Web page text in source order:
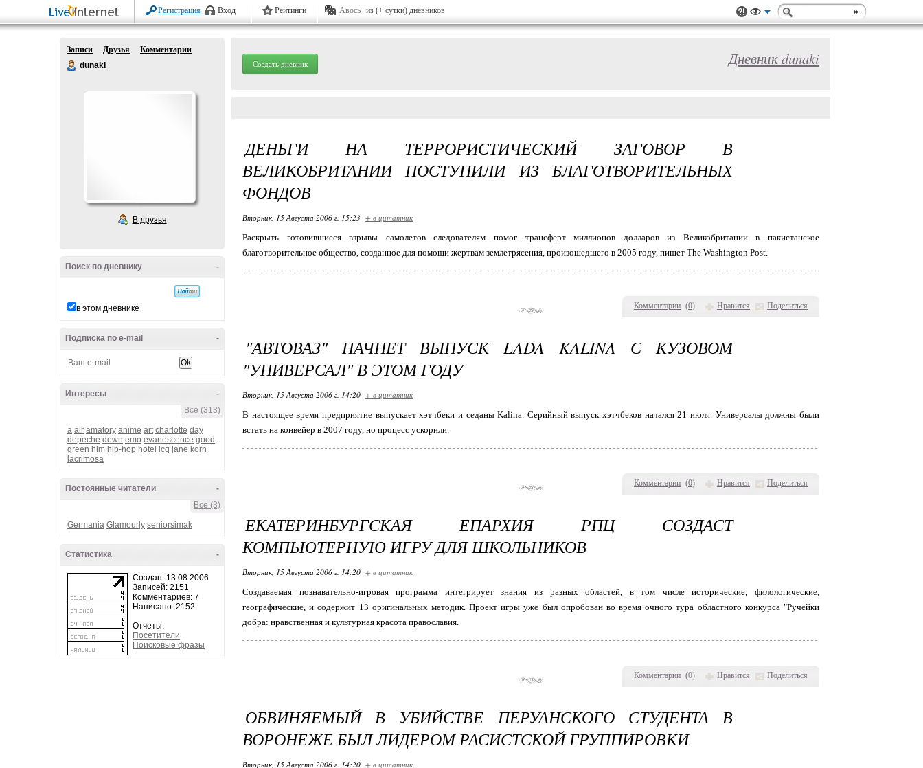
Регистрация Вход Рейтинги Авось из (+ сутки) дневников
Записи Друзья
Комментарии
dunaki
В друзья
-
Поиск по дневнику
в этом дневнике
-
Подписка по e-mail
-
Интересы
Все (313)
a air amatory anime art charlotte day
depeche down emo evanescence good
green him hip-hop hotel icq jane korn
lacrimosa
-
Постоянные читатели
Все (3)
Germania Glamourly seniorsimak
-
Статистика
Создан: 13.08.2006
Записей: 2151
Комментариев: 7
Написано: 2152
Отчеты:
Посетители
Поисковые фразы
Создать дневник Дневник dunaki
Комментарии (0) Нравится Поделиться
ДЕНЬГИ НА ТЕРРОРИСТИЧЕСКИЙ ЗАГОВОР В
ВЕЛИКОБРИТАНИИ ПОСТУПИЛИ ИЗ БЛАГОТВОРИТЕЛЬНЫХ
ФОНДОВ
Вторник, 15 Августа 2006 г. 15:23 + в цитатник
Раскрыть готовившиеся взрывы самолетов следователям помог трансферт миллионов долларов из Великобритании в пакистанское
благотворительное общество, созданное для помощи жертвам землетрясения, произошедшего в 2005 году, пишет The Washington Post.
Комментарии (0) Нравится Поделиться
"АВТОВАЗ" НАЧНЕТ ВЫПУСК LADA KALINA С КУЗОВОМ
"УНИВЕРСАЛ" В ЭТОМ ГОДУ
Вторник, 15 Августа 2006 г. 14:20 + в цитатник
В настоящее время предприятие выпускает хэтчбеки и седаны Kalina. Серийный выпуск хэтчбеков начался 21 июля. Универсалы должны были
встать на конвейер в 2007 году, но процесс ускорили.
Комментарии (0) Нравится Поделиться
ЕКАТЕРИНБУРГСКАЯ ЕПАРХИЯ РПЦ СОЗДАСТ
КОМПЬЮТЕРНУЮ ИГРУ ДЛЯ ШКОЛЬНИКОВ
Вторник, 15 Августа 2006 г. 14:20 + в цитатник
Cоздаваемая познавательно-игровая программа интегрирует знания из разных областей, в том числе исторические, филологические,
географические, и содержит 13 оригинальных методик. Проект игры уже был опробован во время очного тура областного конкурса "Ручейки
добра: нравственная и культурная красота православия.
ОБВИНЯЕМЫЙ В УБИЙСТВЕ ПЕРУАНСКОГО СТУДЕНТА В
ВОРОНЕЖЕ БЫЛ ЛИДЕРОМ РАСИСТСКОЙ ГРУППИРОВКИ
Вторник, 15 Августа 2006 г. 14:20 + в цитатник